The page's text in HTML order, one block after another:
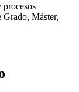
Grado, Máster,